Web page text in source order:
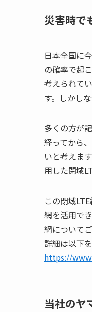
災害時で
日本全国に
の確率で起
考えられて
す。しかし
多くの方が
経ってから
いと考えま
用した閉域
この閉域
網を活用で
網について
詳細は以下
https://
当社のヤ